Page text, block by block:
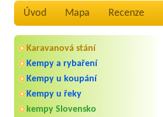
Úvod Mapa Recenze
Karavanová stání
Kempy a rybaření
Kempy u koupání
Kempy u řeky
kempy Slovensko